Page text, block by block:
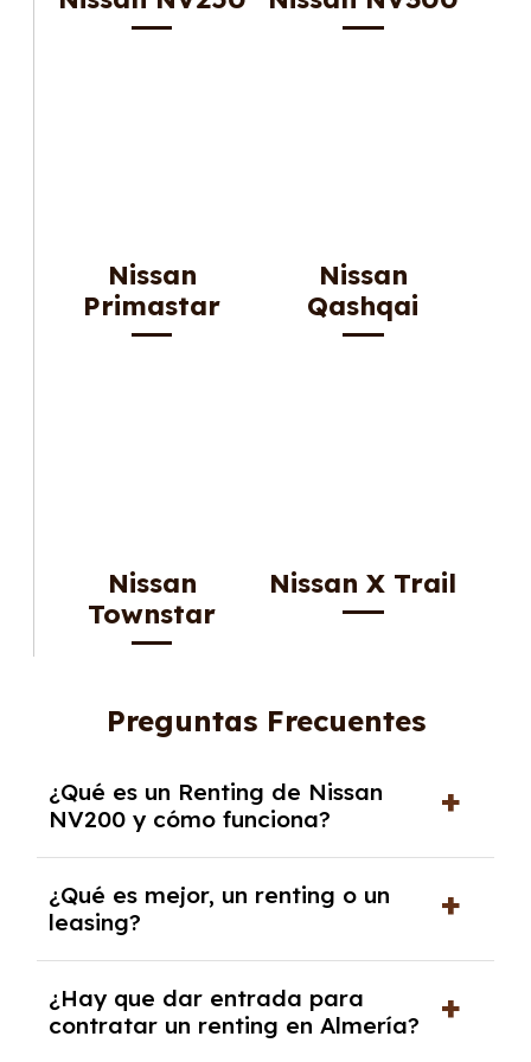
Nissan
Primastar
Nissan
Qashqai
Nissan
Townstar
Nissan X Trail
Preguntas Frecuentes
¿Qué es un Renting de Nissan
NV200 y cómo funciona?
ElRenting de Nissan NV200es una modalidad
de alquiler a medio y largo plazo, que puede
todas las prestaciones necesarias para el uso
del vehículo, comoreparaciones,
¿Qué es mejor, un renting o un
leasing?
La elección entrerentingy leasing
de tus necesidades y circunstancias. El renting
¿Hay que dar entrada para
contratar un renting en Almería?